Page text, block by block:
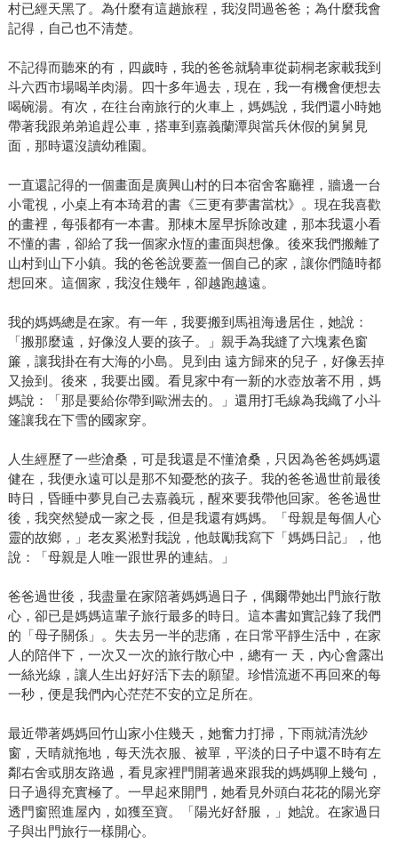
村已經天黑了。為什麼有這趟旅程，我沒問過爸爸；為什麼我會
記得，自己也不清楚。
不記得而聽來的有，四歲時，我的爸爸就騎車從莿桐老家載我到
斗六西市場喝羊肉湯。四十多年過去，現在，我一有機會便想去
喝碗湯。有次，在往台南旅行的火車上，媽媽說，我們還小時她
帶著我跟弟弟追趕公車，搭車到嘉義蘭潭與當兵休假的舅舅見
面，那時還沒讀幼稚園。
一直還記得的一個畫面是廣興山村的日本宿舍客廳裡，牆邊一台
小電視，小桌上有本琦君的書《三更有夢書當枕》。現在我喜歡
的畫裡，每張都有一本書。那棟木屋早拆除改建，那本我還小看
不懂的書，卻給了我一個家永恆的畫面與想像。後來我們搬離了
山村到山下小鎮。我的爸爸說要蓋一個自己的家，讓你們隨時都
想回來。這個家，我沒住幾年，卻越跑越遠。
我的媽媽總是在家。有一年，我要搬到馬祖海邊居住，她說：
「搬那麼遠，好像沒人要的孩子。」親手為我縫了六塊素色窗
簾，讓我掛在有大海的小島。見到由 遠方歸來的兒子，好像丟掉
又撿到。後來，我要出國。看見家中有一新的水壺放著不用，媽
媽說：「那是要給你帶到歐洲去的。」還用打毛線為我織了小斗
篷讓我在下雪的國家穿。
人生經歷了一些滄桑，可是我還是不懂滄桑，只因為爸爸媽媽還
健在，我便永遠可以是那不知憂愁的孩子。我的爸爸過世前最後
時日，昏睡中夢見自己去嘉義玩，醒來要我帶他回家。爸爸過世
後，我突然變成一家之長，但是我還有媽媽。「母親是每個人心
靈的故鄉，」老友奚淞對我說，他鼓勵我寫下「媽媽日記」，他
說：「母親是人唯一跟世界的連結。」
爸爸過世後，我盡量在家陪著媽媽過日子，偶爾帶她出門旅行散
心，卻已是媽媽這輩子旅行最多的時日。這本書如實記錄了我們
的「母子關係」。失去另一半的悲痛，在日常平靜生活中，在家
人的陪伴下，一次又一次的旅行散心中，總有一 天，內心會露出
一絲光線，讓人生出好好活下去的願望。珍惜流逝不再回來的每
一秒，便是我們內心茫茫不安的立足所在。
最近帶著媽媽回竹山家小住幾天，她奮力打掃，下雨就清洗紗
窗，天晴就拖地，每天洗衣服、被單，平淡的日子中還不時有左
鄰右舍或朋友路過，看見家裡門開著過來跟我的媽媽聊上幾句，
日子過得充實極了。一早起來開門，她看見外頭白花花的陽光穿
透門窗照進屋內，如獲至寶。「陽光好舒服，」她說。在家過日
子與出門旅行一樣開心。